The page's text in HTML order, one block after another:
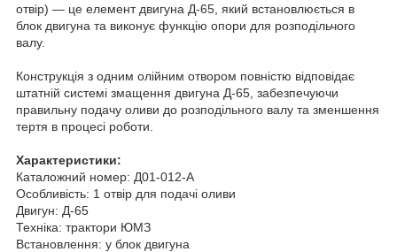
отвір) — це елемент двигуна Д-65, який встановлюється в
блок двигуна та виконує функцію опори для розподільчого
валу.
Конструкція з одним олійним отвором повністю відповідає
штатній системі змащення двигуна Д-65, забезпечуючи
правильну подачу оливи до розподільного валу та зменшення
тертя в процесі роботи.
Характеристики:
Каталожний номер: Д01-012-А
Особливість: 1 отвір для подачі оливи
Двигун: Д-65
Техніка: трактори ЮМЗ
Встановлення: у блок двигуна